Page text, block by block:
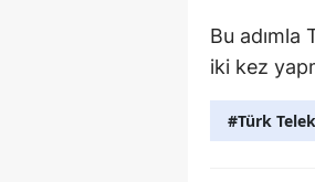
Bu
iki kez
#Türk